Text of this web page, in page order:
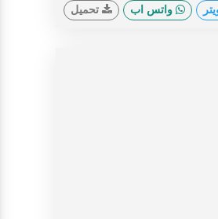
واتس اب تحميل